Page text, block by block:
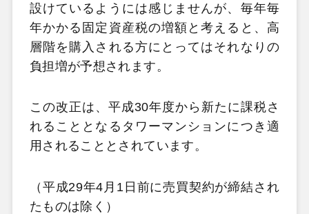
設けているようには感じませんが、毎年毎
年かかる固定資産税の増額と考えると、高
層階を購入される方にとってはそれなりの
負担増が予想されます。
この改正は、 平成30年度から新たに課税さ
れることとなるタワーマンションにつき適
用されることとされています。
（平成29年4 月 1 日前に売買契約が締結され
たものは除く）